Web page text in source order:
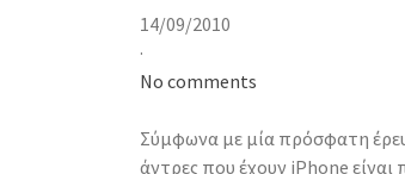
14/09/2010
·
No comments
Σύμφωνα με μία πρόσφατη
άντρες που έχουν iPhone είναι